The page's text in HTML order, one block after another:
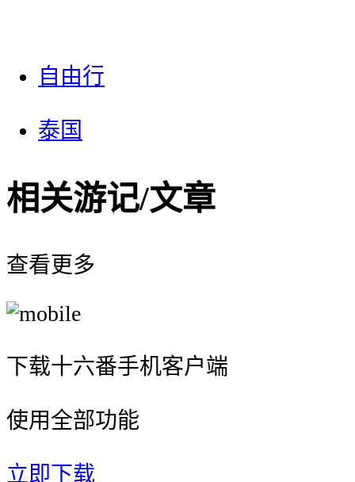
自由行
泰国
相关游记/文章
查看更多
下载十六番手机客户端
使用全部功能
立即下载